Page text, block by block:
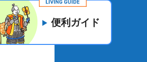
便利ガイド